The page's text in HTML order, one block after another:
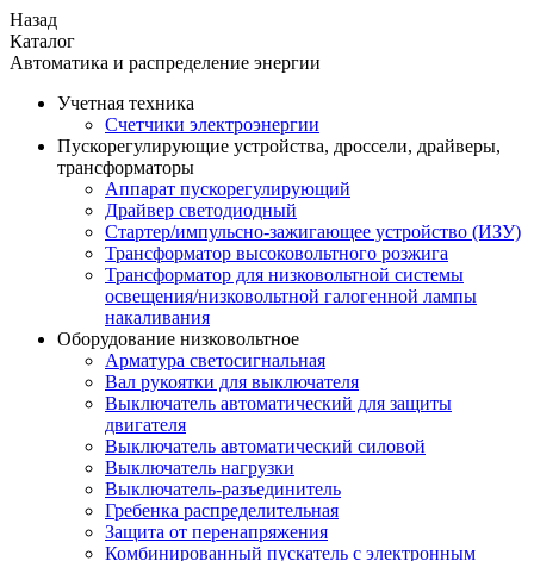
Назад
Каталог
Автоматика и распределение энергии
Учетная техника
Счетчики электроэнергии
Пускорегулирующие устройства, дроссели, драйверы,
трансформаторы
Аппарат пускорегулирующий
Драйвер светодиодный
Стартер/импульсно-зажигающее устройство (ИЗУ)
Трансформатор высоковольтного розжига
Трансформатор для низковольтной системы
освещения/низковольтной галогенной лампы
накаливания
Оборудование низковольтное
Арматура светосигнальная
Вал рукоятки для выключателя
Выключатель автоматический для защиты
двигателя
Выключатель автоматический силовой
Выключатель нагрузки
Выключатель-разъединитель
Гребенка распределительная
Защита от перенапряжения
Комбинированный пускатель с электронным